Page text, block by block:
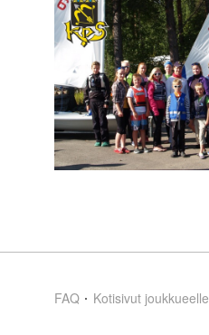
FAQ Kotisivut joukkueelle